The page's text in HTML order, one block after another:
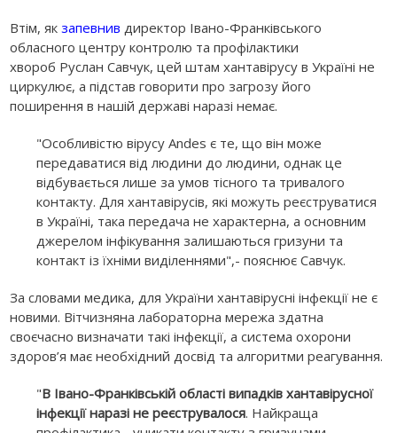
Втім, якзапевнив директор Івано-Франківського
обласного центру контролю та профілактики
хвороб Руслан Савчук, цей штам хантавірусу в Україні не
циркулює, а підстав говорити про загрозу його
поширення в нашій державі наразі немає.
"Особливістю вірусу Andes є те, що він може
передаватися від людини до людини, однак це
відбувається лише за умов тісного та тривалого
контакту. Для хантавірусів, які можуть реєструватися
в Україні, така передача не характерна, а основним
джерелом інфікування залишаються гризуни та
контакт із їхніми виділеннями",- пояснює Савчук.
За словами медика, для України хантавірусні інфекції не є
новими. Вітчизняна лабораторна мережа здатна
своєчасно визначати такі інфекції, а система охорони
здоров’я має необхідний досвід та алгоритми реагування.
"В Івано-Франківській області випадків хантавірусної
інфекції наразі не реєструвалося. Найкраща